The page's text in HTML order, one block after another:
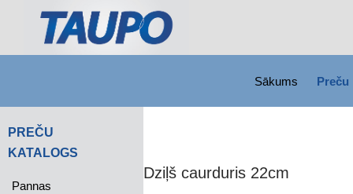
Sākums Preču
Dziļš caurduris 22cm
PREČU
KATALOGS
Pannas